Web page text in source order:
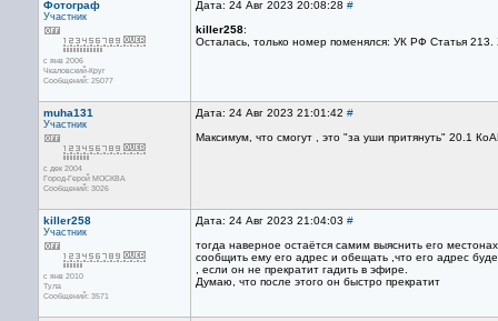
Фотограф
Участник
с янв 2006
Чкаловский-Круг
Сообщений: 25077
Дата: 24 Авг 2023 20:08:28 #
killer258:
Осталась, только номер поменялся: УК РФ Статья 213.
muha131
Участник
с дек 2004
Город-Герой МОСКВА
Сообщений: 3026
Дата: 24 Авг 2023 21:01:42 #
Максимум, что смогут , это "за уши притянуть" 20.1
killer258
Участник
с янв 2010
Тула
Сообщений: 3571
Дата: 24 Авг 2023 21:04:03 #
тогда наверное остаётся самим выяснить его
сообщить ему его адрес и обещать ,что его адрес
, если он не прекратит гадить в эфире.
Думаю, что после этого он быстро прекратит